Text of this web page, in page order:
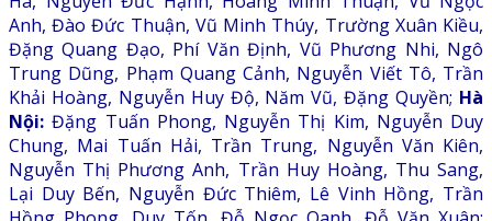
Anh, Đào Đức Thuận, Vũ Minh Thúy, Trường Xuân Kiều,
Đặng Quang Đạo, Phí Văn Định, Vũ Phương Nhi, Ngô
Trung Dũng, Phạm Quang Cảnh, Nguyễn Viết Tô, Trần
Khải Hoàng, Nguyễn Huy Độ, Năm Vũ, Đặng Quyền; Hà
Nội: Đặng Tuấn Phong, Nguyễn Thị Kim, Nguyễn Duy
Chung, Mai Tuấn Hải, Trần Trung, Nguyễn Văn Kiên,
Nguyễn Thị Phương Anh, Trần Huy Hoàng, Thu Sang,
Lại Duy Bến, Nguyễn Đức Thiêm, Lê Vinh Hồng, Trần